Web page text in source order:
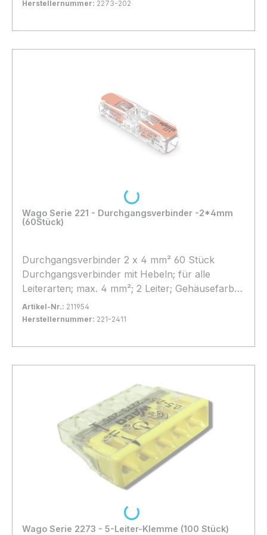
Herstellernummer: 2273-202
In den Warenkorb
Wago Serie 221 - Durchgangsverbinder -2*4mm
(60Stück)
Durchgangsverbinder 2 x 4 mm² 60 Stück
Durchgangsverbinder mit Hebeln; für alle
Leiterarten; max. 4 mm²; 2 Leiter; Gehäusefarbe
transparent; Deckelfarbe transparent;
Umgebungstemperatur max. 85 °C (T85); 4,00
Artikel-Nr.: 211954
Herstellernummer: 221-2411
In den Warenkorb
Loading...
Wago Serie 2273 - 5-Leiter-Klemme (100 Stück)
Loading...